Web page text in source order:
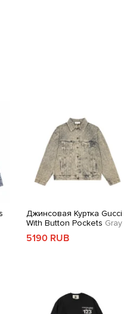
Джинсовая Куртка Gucci
With Button Pockets Gray
5190 RUB